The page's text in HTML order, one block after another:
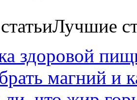
Лучшие
здоровой
магний и